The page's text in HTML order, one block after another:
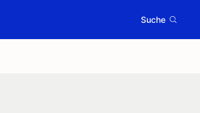
Suche